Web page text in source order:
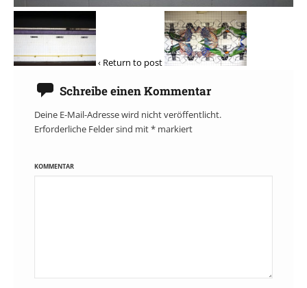
‹ Return to post
Schreibe einen Kommentar
Deine E-Mail-Adresse wird nicht veröffentlicht.
Erforderliche Felder sind mit* markiert
KOMMENTAR